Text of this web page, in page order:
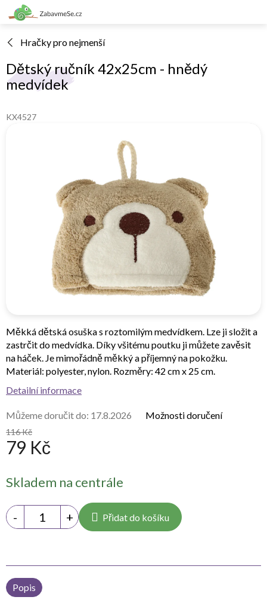
Přejít
na
Hračky pro nejmenší
Dětský ručník 42x25cm - hnědý
medvídek
KX4527
116 Kč
79 Kč
cena:
Skladem na centrále
Můžeme doručit do: 17.8.2026 Možnosti doručení
Přidat do košíku
Měkká dětská osuška s roztomilým medvídkem. Lze ji složit a
zastrčit do medvídka. Díky všitému poutku ji můžete zavěsit
na háček. Je mimořádně měkký a příjemný na pokožku.
Materiál: polyester, nylon. Rozměry: 42 cm x 25 cm.
Detailní informace
Popis